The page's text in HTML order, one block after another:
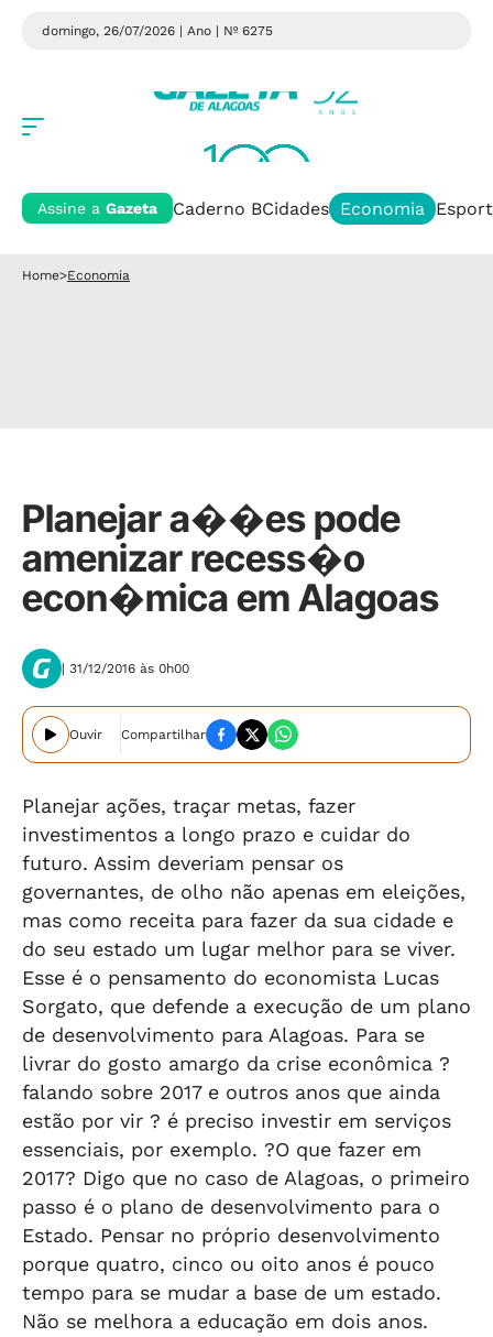
domingo, 26/07/2026 | Ano | Nº 6275
Assine a Gazeta Caderno BCidades Economia
Home>Economia
Planejar a��es pode
amenizar recess�o
econ�mica em Alagoas
| 31/12/2016 às 0h00
Ouvir Compartilhar
Planejar ações, traçar metas, fazer
investimentos a longo prazo e cuidar do
futuro. Assim deveriam pensar os
governantes, de olho não apenas em eleições,
mas como receita para fazer da sua cidade e
do seu estado um lugar melhor para se viver.
Esse é o pensamento do economista Lucas
Sorgato, que defende a execução de um plano
de desenvolvimento para Alagoas. Para se
livrar do gosto amargo da crise econômica ?
falando sobre 2017 e outros anos que ainda
estão por vir ? é preciso investir em serviços
essenciais, por exemplo. ?O que fazer em
2017? Digo que no caso de Alagoas, o primeiro
passo é o plano de desenvolvimento para o
Estado. Pensar no próprio desenvolvimento
porque quatro, cinco ou oito anos é pouco
tempo para se mudar a base de um estado.
Não se melhora a educação em dois anos.